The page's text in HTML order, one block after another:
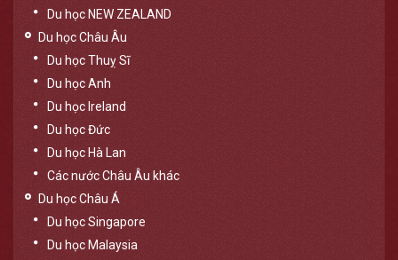
Du học NEW ZEALAND
Du học Châu Âu
Du học Thuỵ Sĩ
Du học Anh
Du học Ireland
Du học Đức
Du học Hà Lan
Các nước Châu Âu khác
Du học Châu Á
Du học Singapore
Du học Malaysia